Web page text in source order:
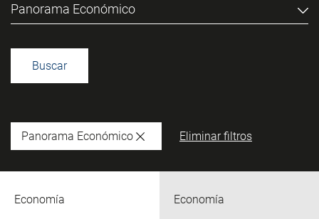
Panorama Económico
Panorama Económico Eliminar filtros
Economía Economía